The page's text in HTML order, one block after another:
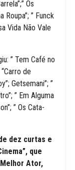
Os
Roupa”; ” Funck
Vida Não Vale
” Tem Café no
de
Getsemani”; ”
” Em Alguma
” Os Cata-
dez curtas e
que
Ator,